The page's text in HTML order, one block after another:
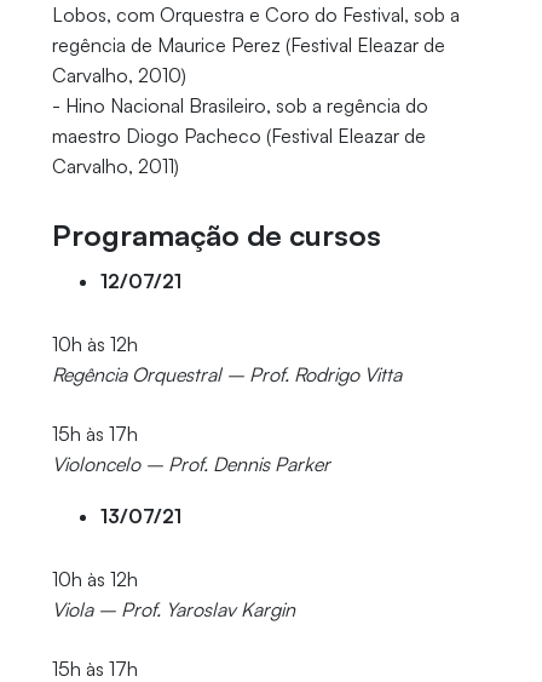
Lobos, com Orquestra e Coro do Festival, sob a
regência de Maurice Perez (Festival Eleazar de
Carvalho, 2010)
- Hino Nacional Brasileiro, sob a regência do
maestro Diogo Pacheco (Festival Eleazar de
Carvalho, 2011)
Programação de cursos
12/07/21
10h às 12h
Regência Orquestral – Prof. Rodrigo Vitta
15h às 17h
Violoncelo – Prof. Dennis Parker
13/07/21
10h às 12h
Viola – Prof. Yaroslav Kargin
15h às 17h